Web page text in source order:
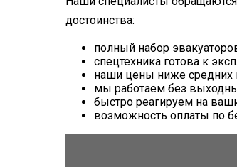
достоинства:
полный набор
спецтехника готова к
наши цены ниже средних
мы работаем без
быстро реагируем на
возможность оплаты по